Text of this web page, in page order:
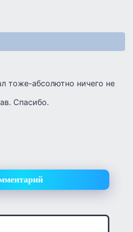
тоже-абсолютно ничего не
Спасибо.